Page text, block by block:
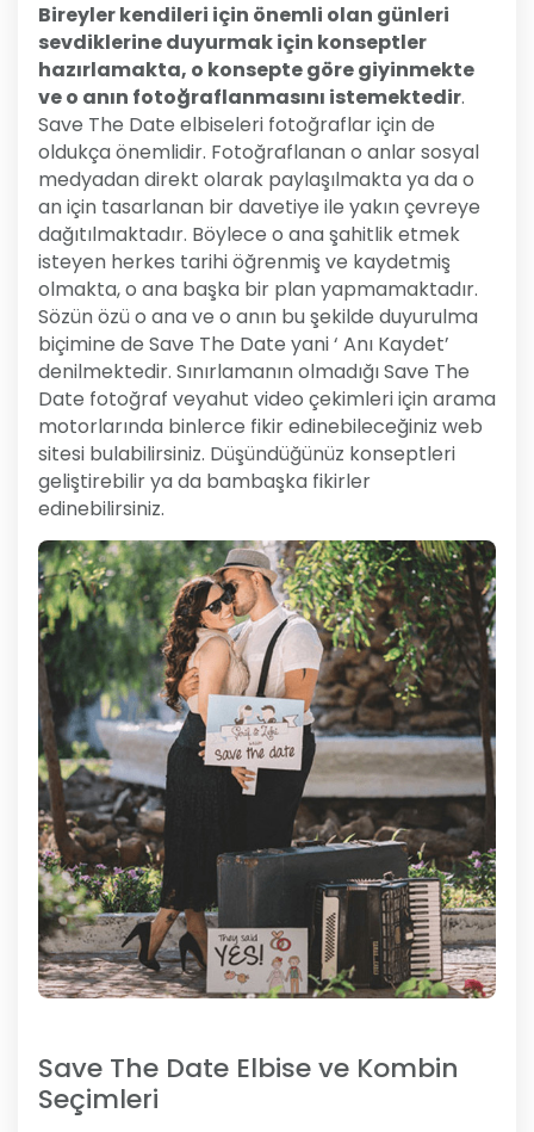
Bireyler kendileri için önemli olan günleri
sevdiklerine duyurmak için konseptler
hazırlamakta, o konsepte göre giyinmekte
ve o anın fotoğraflanmasını istemektedir.
Save The Date elbiseleri fotoğraflar için de
oldukça önemlidir. Fotoğraflanan o anlar sosyal
medyadan direkt olarak paylaşılmakta ya da o
an için tasarlanan bir davetiye ile yakın çevreye
dağıtılmaktadır. Böylece o ana şahitlik etmek
isteyen herkes tarihi öğrenmiş ve kaydetmiş
olmakta, o ana başka bir plan yapmamaktadır.
Sözün özü o ana ve o anın bu şekilde duyurulma
biçimine de Save The Date yani ‘ Anı Kaydet’
denilmektedir. Sınırlamanın olmadığı Save The
Date fotoğraf veyahut video çekimleri için arama
motorlarında binlerce fikir edinebileceğiniz web
sitesi bulabilirsiniz. Düşündüğünüz konseptleri
geliştirebilir ya da bambaşka fikirler
edinebilirsiniz.
Save The Date Elbise ve Kombin
Seçimleri